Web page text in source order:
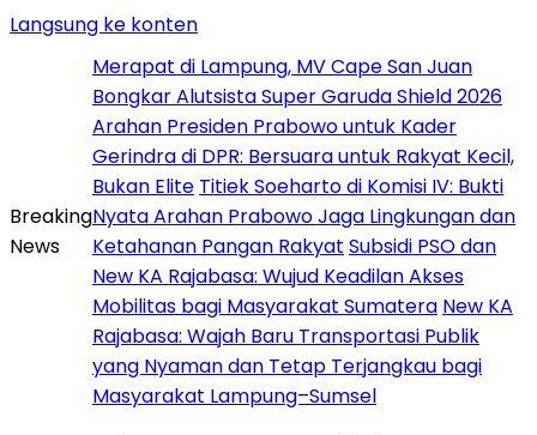
Langsung ke konten
Breaking
News
Merapat di Lampung, MV Cape San Juan
Bongkar Alutsista Super Garuda Shield 2026
Arahan Presiden Prabowo untuk Kader
Gerindra di DPR: Bersuara untuk Rakyat Kecil,
Bukan Elite Titiek Soeharto di Komisi IV: Bukti
Nyata Arahan Prabowo Jaga Lingkungan dan
Ketahanan Pangan Rakyat Subsidi PSO dan
New KA Rajabasa: Wujud Keadilan Akses
Mobilitas bagi Masyarakat Sumatera New KA
Rajabasa: Wajah Baru Transportasi Publik
yang Nyaman dan Tetap Terjangkau bagi
Masyarakat Lampung–Sumsel